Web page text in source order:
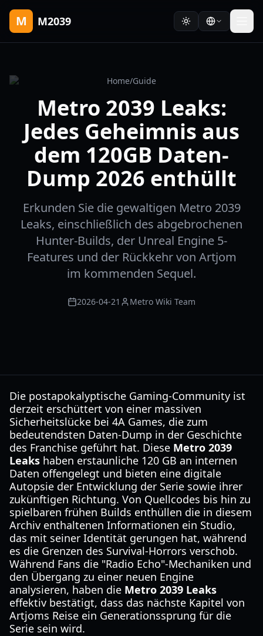
M M2039
Home/Guide
Metro 2039 Leaks:
Jedes Geheimnis aus
dem 120GB Daten-
Dump 2026 enthüllt
Erkunden Sie die gewaltigen Metro 2039
Leaks, einschließlich des abgebrochenen
Hunter-Builds, der Unreal Engine 5-
Features und der Rückkehr von Artjom
im kommenden Sequel.
2026-04-21 Metro Wiki Team
Die postapokalyptische Gaming-Community ist
derzeit erschüttert von einer massiven
Sicherheitslücke bei 4A Games, die zum
bedeutendsten Daten-Dump in der Geschichte
des Franchise geführt hat. Diese Metro 2039
Leaks haben erstaunliche 120 GB an internen
Daten offengelegt und bieten eine digitale
Autopsie der Entwicklung der Serie sowie ihrer
zukünftigen Richtung. Von Quellcodes bis hin zu
spielbaren frühen Builds enthüllen die in diesem
Archiv enthaltenen Informationen ein Studio,
das mit seiner Identität gerungen hat, während
es die Grenzen des Survival-Horrors verschob.
Während Fans die "Radio Echo"-Mechaniken und
den Übergang zu einer neuen Engine
analysieren, haben die Metro 2039 Leaks
effektiv bestätigt, dass das nächste Kapitel von
Artjoms Reise ein Generationssprung für die
Serie sein wird.